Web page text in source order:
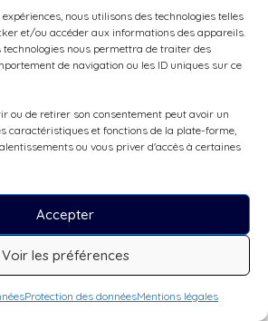
nous utilisons des technologies telles
et/ou accéder aux informations des appareils.
technologies nous permettra de traiter des
de navigation ou les ID uniques sur ce
ou de retirer son consentement peut avoir un
caractéristiques et fonctions de la plate-forme,
ou vous priver d'accès à certaines
Accepter
Voir les préférences
Protection des donnéesMentions légales
mais quand même séduit(e) par
virée à plusieurs? Pourquoi pas
Wing Iron Rangers (env. 380.- CHF)
boots de la marque mythiqueRed
vont te suivre sans doute longtemps
avec le temps, en finissant par
de celui ou celle qui les porte.